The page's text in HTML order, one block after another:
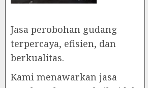
Jasa perobohan gudang
terpercaya, efisien, dan
berkualitas.
Kami menawarkan jasa